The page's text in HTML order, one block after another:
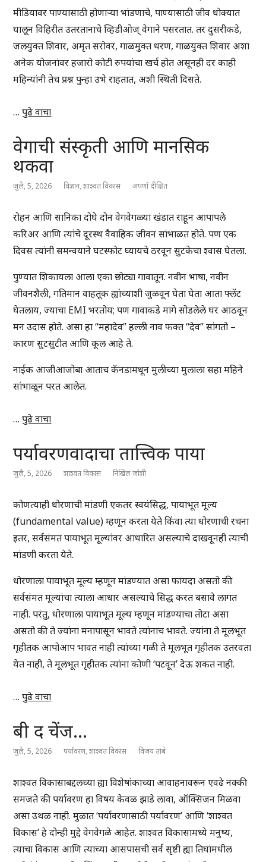
मीडियावर पाण्यासाठी होणाऱ्या भांडणाचे, पाण्यासाठी जीव धोक्यात
घालून विहिरीत उतरतानाचे व्हिडीओज् वेगाने पसरतात. तर दुसरीकडे,
जलयुक्त शिवार, अमृत सरोवर, गाळमुक्त धरण, गाळयुक्त शिवार अशा
अनेक योजनांवर हजारो कोटी रुपयांचा खर्च होत असूनही दर काही
महिन्यांनी तेच प्रश्न पुन्हा उभे राहतात, अशी स्थिती दिसते.
…पुढे वाचा
वेगाची संस्कृती आणि मानसिक
थकवा
जुलै, 5, 2026 विज्ञान,शाश्वत विकास अपर्णा दीक्षित
रोहन आणि सानिका दोघे दोन वेगवेगळ्या खंडात राहून आपापले
करिअर आणि त्यांचे दूरस्थ वैवाहिक जीवन सांभाळत होते. पण एक
दिवस त्यांनी समन्वयाने घटस्फोट घ्यायचे ठरवून सुटकेचा श्वास घेतला.
पुण्यात शिकायला आला एका छोट्या गावातून. नवीन भाषा, नवीन
जीवनशैली, गतिमान वाहतूक ह्यांच्याशी जुळवून घेता घेता आता फ्लॅट
घेतलाय, ज्याचा EMI भरतोय; पण गावाकडे मागे सोडलेले घर आठवून
मन उदास होते. असा हा “महादेव” हल्ली नाव फक्त “देव” सांगतो –
कारण सुटसुटीत आणि कूल आहे ते.
नाईक आजीआजोबा आताच कॅनडामधून मुलीच्या मुलाला सहा महिने
सांभाळून परत आलेत.
…पुढे वाचा
पर्यावरणवादाचा तात्त्विक पाया
जुलै, 5, 2026 शाश्वत विकास निखिल जोशी
कोणत्याही धोरणाची मांडणी एकतर स्वयंसिद्ध, पायाभूत मूल्य
(fundamental value) म्हणून करता येते किंवा त्या धोरणाची रचना
इतर, सर्वसंमत पायाभूत मूल्यांवर आधारित असल्याचे दाखवूनही त्याची
मांडणी करता येते.
धोरणाला पायाभूत मूल्य म्हणून मांडण्यात असा फायदा असतो की
सर्वसंमत मूल्यांचा त्याला आधार असल्याचे सिद्ध करत बसावे लागत
नाही. परंतु, धोरणाला पायाभूत मूल्य म्हणून मांडण्याचा तोटा असा
असतो की ते ज्यांना मनापासून भावते त्यांनाच भावते. ज्यांना ते मूलभूत
गृहीतक आपोआप भावत नाही त्यांच्या गळी ते मूलभूत गृहीतक उतरवता
येत नाही, ते मूलभूत गृहीतक त्यांना कोणी ‘पटवून’ देऊ शकत नाही.
…पुढे वाचा
बी द चेंज…
जुलै, 5, 2026 पर्यावरण,शाश्वत विकास विजय तांबे
शाश्वत विकासाबद्दलच्या ह्या विशेषांकाच्या आवाहनावरून एवढे नक्की
समजते की पर्यावरण हा विषय केवळ झाडे लावा, ऑक्सिजन मिळवा
असा उथळ नाही. मुळात ‘पर्यावरणासाठी पर्यावरण’ आणि ‘शाश्वत
विकास’ हे दोन्ही मुद्दे वेगवेगळे आहेत. शाश्वत विकासामध्ये मनुष्य,
त्याचा विकास आणि त्याच्या आसपासची सर्व सृष्टी ह्या तिघांमधील